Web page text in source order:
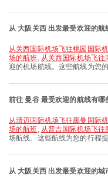
从 大阪关西 出发最受欢迎的航
从关西国际机场飞往桃园国际
场的航班, 从关西国际机场飞
迎的机场航线。这些航线为您
前往 曼谷 最受欢迎的航线有哪
从清迈国际机场飞往廊曼国际
场的航班, 从普吉国际机场飞
场航线。这些航线为您的行程
从 大阪关西 出发最受欢迎的城